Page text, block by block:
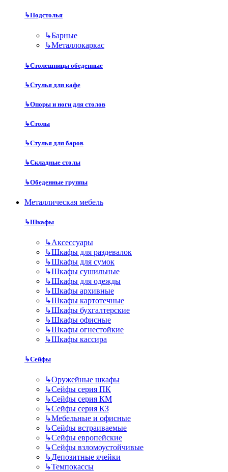
↳Подстолья
↳Барные
↳Металлокаркас
↳Столешницы обеденные
↳Стулья для кафе
↳Опоры и ноги для столов
↳Столы
↳Стулья для баров
↳Складные столы
↳Обеденные группы
Металлическая мебель
↳Шкафы
↳Аксессуары
↳Шкафы для раздевалок
↳Шкафы для сумок
↳Шкафы сушильные
↳Шкафы для одежды
↳Шкафы архивные
↳Шкафы картотечные
↳Шкафы бухгалтерские
↳Шкафы офисные
↳Шкафы огнестойкие
↳Шкафы кассира
↳Сейфы
↳Оружейные шкафы
↳Сейфы серия ПК
↳Сейфы серия КМ
↳Сейфы серия КЗ
↳Мебельные и офисные
↳Сейфы встраиваемые
↳Сейфы европейские
↳Сейфы взломоустойчивые
↳Депозитные ячейки
↳Темпокассы